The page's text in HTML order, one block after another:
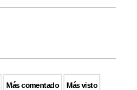
Más comentado Más visto